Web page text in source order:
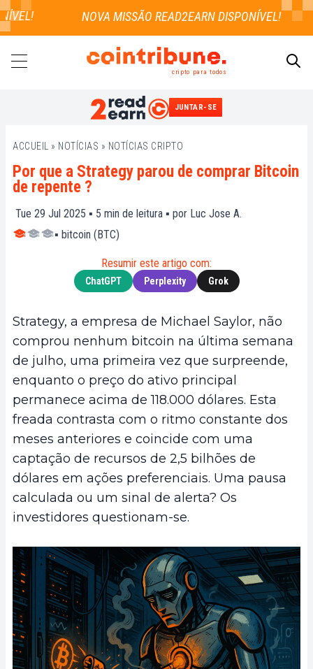
cripto para todos
JUNTAR-SE
ACCUEIL » NOTÍCIAS » NOTÍCIAS CRIPTO
Por que a Strategy parou de comprar Bitcoin
de repente ?
Tue 29 Jul 2025 ▪ 5 min de leitura ▪ por Luc Jose A.
▪ bitcoin (BTC)
Resumir este artigo com:
ChatGPT Perplexity Grok
Strategy, a empresa de Michael Saylor, não
comprou nenhum bitcoin na última semana
de julho, uma primeira vez que surpreende,
enquanto o preço do ativo principal
permanece acima de 118.000 dólares. Esta
freada contrasta com o ritmo constante dos
meses anteriores e coincide com uma
captação de recursos de 2,5 bilhões de
dólares em ações preferenciais. Uma pausa
calculada ou um sinal de alerta? Os
investidores questionam-se.